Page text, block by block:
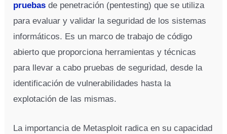
pruebas de penetración (pentesting) que se utiliza
para evaluar y validar la seguridad de los sistemas
informáticos. Es un marco de trabajo de código
abierto que proporciona herramientas y técnicas
para llevar a cabo pruebas de seguridad, desde la
identificación de vulnerabilidades hasta la
explotación de las mismas.
La importancia de Metasploit radica en su capacidad